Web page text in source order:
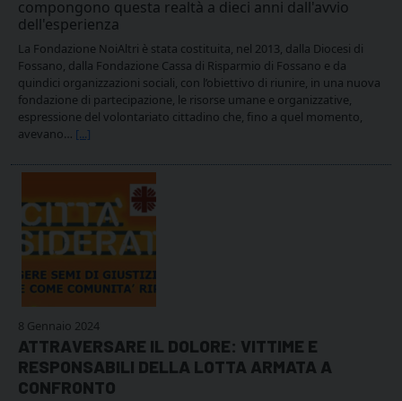
compongono questa realtà a dieci anni dall'avvio
dell'esperienza
La Fondazione NoiAltri è stata costituita, nel 2013, dalla Diocesi di
Fossano, dalla Fondazione Cassa di Risparmio di Fossano e da
quindici organizzazioni sociali, con l’obiettivo di riunire, in una nuova
fondazione di partecipazione, le risorse umane e organizzative,
espressione del volontariato cittadino che, fino a quel momento,
avevano… [...]
8 Gennaio 2024
ATTRAVERSARE IL DOLORE: VITTIME E
RESPONSABILI DELLA LOTTA ARMATA A
CONFRONTO